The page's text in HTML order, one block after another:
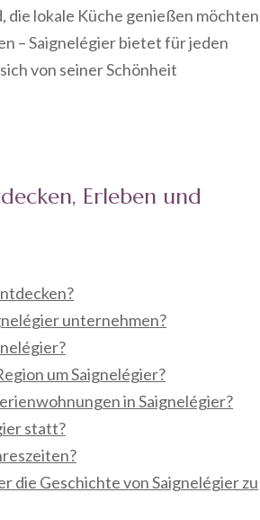
die lokale Küche genießen möchten
– Saignelégier bietet für jeden
von seiner Schönheit
Erleben und
unternehmen?
um Saignelégier?
in Saignelégier?
statt?
die Geschichte von Saignelégier zu